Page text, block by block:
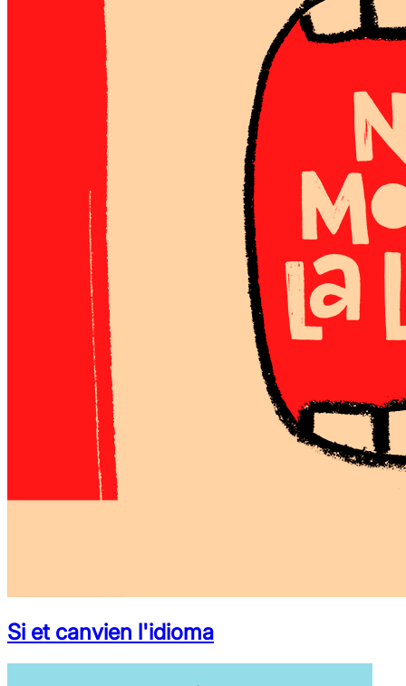
Si et canvien l'idioma